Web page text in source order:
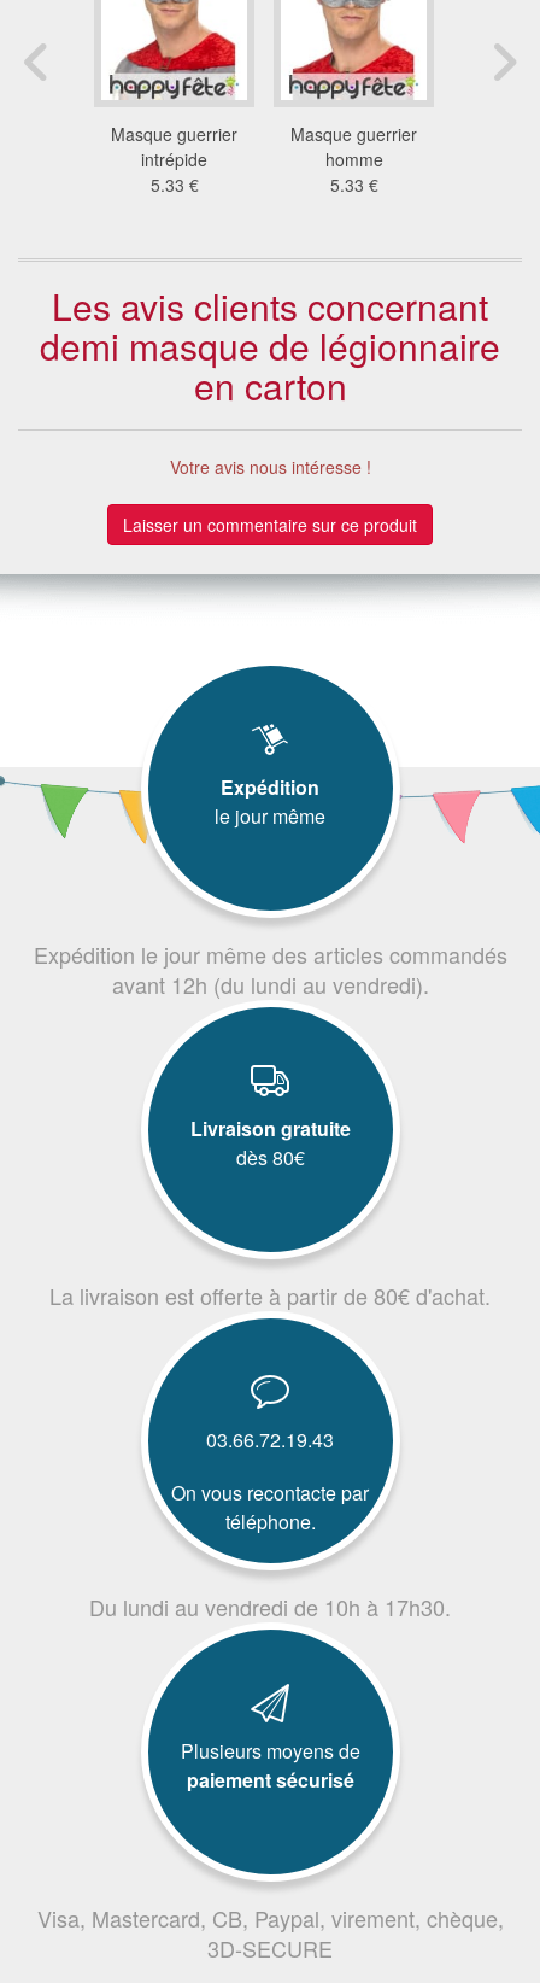
Masque guerrier
intrépide
5.33 €
Masque guerrier
homme
5.33 €
Les avis clients concernant
demi masque de légionnaire
en carton
Votre avis nous intéresse !
Laisser un commentaire sur ce produit
Expédition
le jour même
Expédition le jour même des articles commandés
avant 12h (du lundi au vendredi).
Livraison gratuite
dès 80€
La livraison est offerte à partir de 80€ d'achat.
03.66.72.19.43
On vous recontacte par
téléphone.
Du lundi au vendredi de 10h à 17h30.
Plusieurs moyens de
paiement sécurisé
Visa, Mastercard, CB, Paypal, virement, chèque,
3D-SECURE